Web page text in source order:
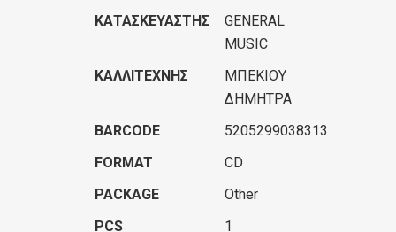
ΚΑΤΑΣΚΕΥΑΣΤΉΣ
GENERAL
MUSIC
ΚΑΛΛΙΤΈΧΝΗΣ
ΜΠΕΚΙΟΥ
ΔΗΜΗΤΡΑ
BARCODE
5205299038313
FORMAT
CD
PACKAGE
Other
PCS
1